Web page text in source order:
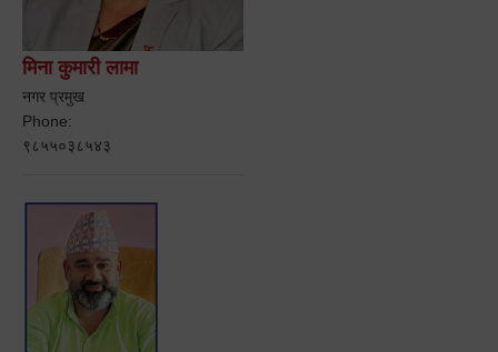
मिना कुमारी लामा
नगर प्रमुख
Phone:
९८५५०३८५४३